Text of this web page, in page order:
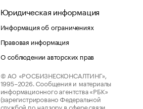
Юридическая информация
Информация об ограничениях
Правовая информация
О соблюдении авторских прав
© АО «РОСБИЗНЕСКОНСАЛТИНГ»,
1995–2026. Сообщения и материалы
информационного агентства «РБК»
(зарегистрировано Федеральной
службой по надзору в сфере связи,